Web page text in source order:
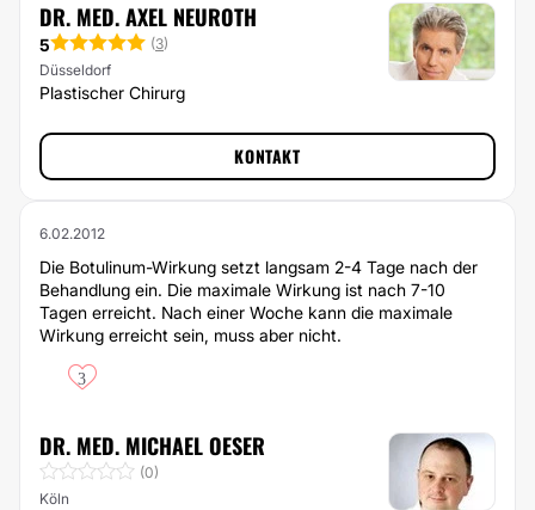
DR. MED. AXEL NEUROTH
5 (3)
Düsseldorf
Plastischer Chirurg
KONTAKT
6.02.2012
Die Botulinum-Wirkung setzt langsam 2-4 Tage nach der
Behandlung ein. Die maximale Wirkung ist nach 7-10
Tagen erreicht. Nach einer Woche kann die maximale
Wirkung erreicht sein, muss aber nicht.
3
DR. MED. MICHAEL OESER
(0)
Köln